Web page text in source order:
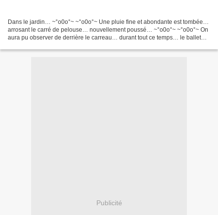
Dans le jardin… ~°o0o°~ ~°o0o°~ Une pluie fine et abondante est tombée…
arrosant le carré de pelouse… nouvellement poussé… ~°o0o°~ ~°o0o°~ On
aura pu observer de derrière le carreau… durant tout ce temps… le ballet
Publicité